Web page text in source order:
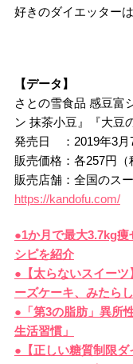
好きのダイエッターは
【データ】
さとの雪食品 感豆富
ン 抹茶小豆』『大豆
発売日 ：2019年3月7
販売価格：各257円（
販売店舗：全国のス
https://kandofu.com/
●1か月で最大3.7kg
シピを紹介
●【太らないスイー
ーズケーキ、みたら
●「第3の脂肪」異所
生活習慣」
●【正しい糖質制限